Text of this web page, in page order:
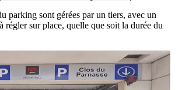
parking sont gérées par un tiers, avec un
régler sur place, quelle que soit la durée du